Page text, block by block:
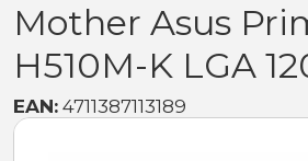
Mother Asus
H510M-K LGA
EAN: 4711387113189